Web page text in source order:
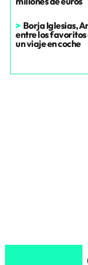
> Borja Iglesias,
entre los
un viaje en coche